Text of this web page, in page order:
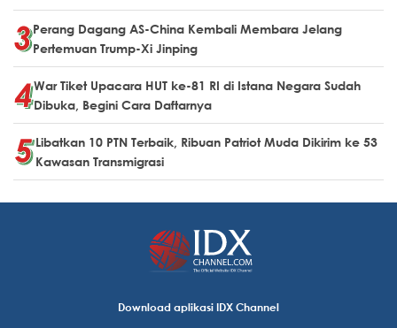
Perang Dagang AS-China Kembali Membara Jelang
Pertemuan Trump-Xi Jinping
War Tiket Upacara HUT ke-81 RI di Istana Negara Sudah
Dibuka, Begini Cara Daftarnya
Libatkan 10 PTN Terbaik, Ribuan Patriot Muda Dikirim ke 53
Kawasan Transmigrasi
Download aplikasi IDX Channel